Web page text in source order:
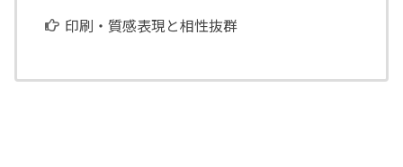
印刷・質感表現と相性抜群